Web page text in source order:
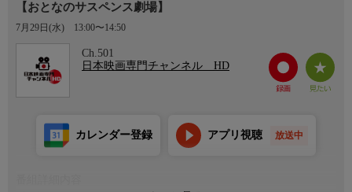
【おとなのサスペンス劇場】
7月29日(水) 13:00〜14:50
Ch.501
日本映画専門チャンネル HD
カレンダー登録 アプリ視聴 放送中